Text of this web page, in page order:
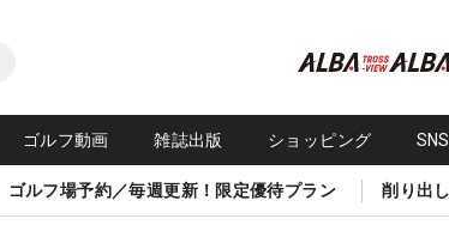
ゴルフ動画 雑誌出版 ショッピング
ゴルフ場予約／毎週更新！限定優待プラン 削り出